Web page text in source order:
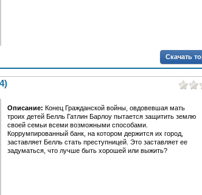
Скачать
Описание: Конец Гражданской войны, овдовевшая мать
троих детей Белль Гатлин Барлоу пытается защитить землю
своей семьи всеми возможными способами.
Коррумпированный банк, на котором держится их город,
заставляет Белль стать преступницей. Это заставляет ее
задуматься, что лучше быть хорошей или выжить?